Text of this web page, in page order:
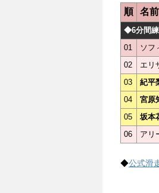
順 名前
◆6分間
01
ソフ
02
エリ
03
紀平
04
宮原
05
坂本
06
アリ
◆公式滑